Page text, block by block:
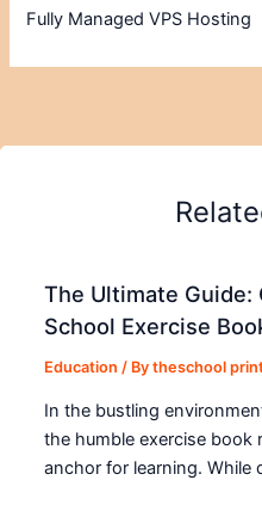
Fully Managed VPS Hosting
The Ultimate Guide:
School Exercise
Education / Bytheschool
In the bustling
the humble exercise book
anchor for learning. While